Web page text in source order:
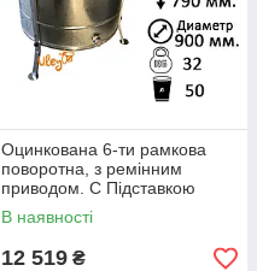
Оцинкована 6-ти рамкова
поворотна, з ремінним
приводом. C Підставкою
В наявності
12 519 ₴